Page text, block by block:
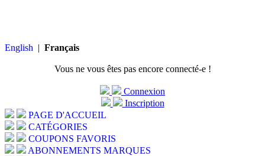
English | Français
Vous ne vous êtes pas encore connecté-e !
Connexion
Inscription
PAGE D'ACCUEIL
CATÉGORIES
COUPONS FAVORIS
ABONNEMENTS MARQUES